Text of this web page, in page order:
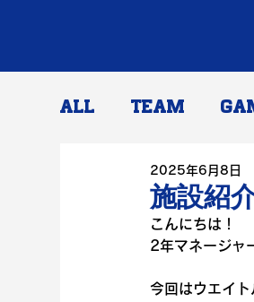
ALL TEAM
施設紹
2025年6月8日
こんにちは！
2年マネージャ
今回はウエイト